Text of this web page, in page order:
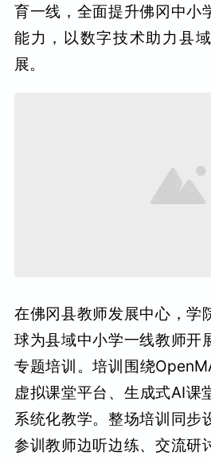
育一线，全面提升佛冈中小
能力，以数字技术助力县
展。
在佛冈县教师发展中心，学
球为县域中小学一线教师开
专题培训。培训围绕
虚拟课堂平台、生成式AI课
系统化教学。整场培训同步
参训教师边听边练、交流研